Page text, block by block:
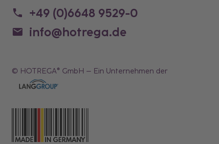
+49 (0)6648 9529-0
info@hotrega.de
© HOTREGA® GmbH – Ein Unternehmen der